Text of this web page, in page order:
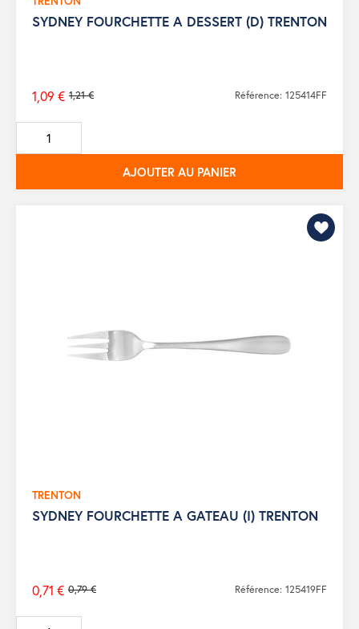
SYDNEY FOURCHETTE A DESSERT (D) TRENTON
Prix
de
base
1,21 €
1,09 € Référence: 125414FF
AJOUTER AU PANIER
TRENTON
SYDNEY FOURCHETTE A GATEAU (I) TRENTON
Prix
de
0,79 €
0,71 € Référence: 125419FF